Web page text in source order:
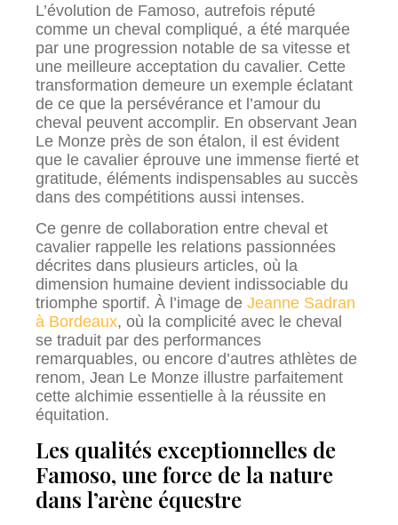
L’évolution de Famoso, autrefois réputé
comme un cheval compliqué, a été marquée
par une progression notable de sa vitesse et
une meilleure acceptation du cavalier. Cette
transformation demeure un exemple éclatant
de ce que la persévérance et l’amour du
cheval peuvent accomplir. En observant Jean
Le Monze près de son étalon, il est évident
que le cavalier éprouve une immense fierté et
gratitude, éléments indispensables au succès
dans des compétitions aussi intenses.
Ce genre de collaboration entre cheval et
cavalier rappelle les relations passionnées
décrites dans plusieurs articles, où la
dimension humaine devient indissociable du
triomphe sportif. À l’image de Jeanne Sadran
à Bordeaux, où la complicité avec le cheval
se traduit par des performances
remarquables, ou encore d’autres athlètes de
renom, Jean Le Monze illustre parfaitement
cette alchimie essentielle à la réussite en
équitation.
Les qualités exceptionnelles de
Famoso, une force de la nature
dans l’arène équestre